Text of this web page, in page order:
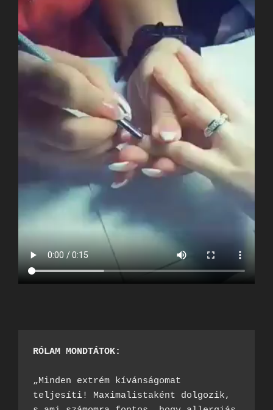
RÓLAM MONDTÁTOK:
„Minden extrém kívánságomat
teljesíti! Maximalistaként dolgozik,